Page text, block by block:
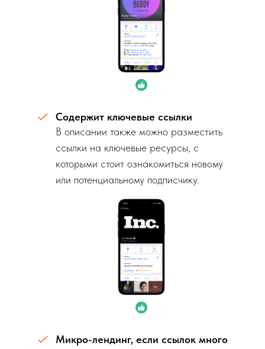
Содержит ключевые ссылки
В описании также можно разместить
ссылки на ключевые ресурсы, с
которыми стоит ознакомиться новому
или потенциальному подписчику.
Микро-лендинг, если ссылок много